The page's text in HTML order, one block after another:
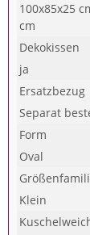
100x85x25
cm
Dekokissen
ja
Ersatzbezug
Separat
Form
Oval
Klein